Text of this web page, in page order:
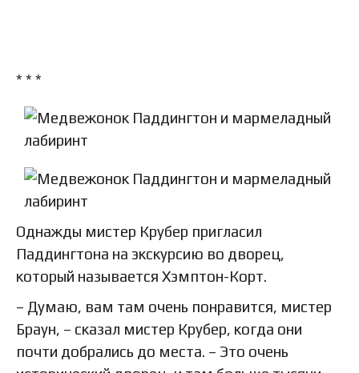
* * *
Однажды мистер Крубер пригласил
Паддингтона на экскурсию во дворец,
который называется Хэмптон-Корт.
– Думаю, вам там очень понравится, мистер
Браун, – сказал мистер Крубер, когда они
почти добрались до места. – Это очень